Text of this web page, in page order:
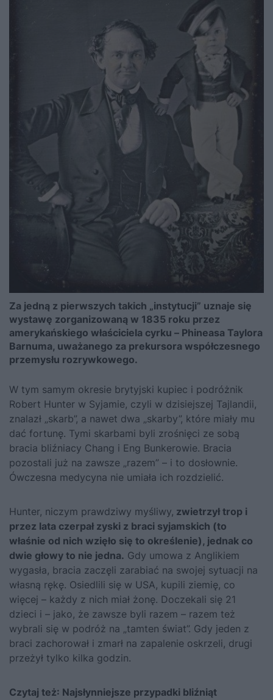
Za jedną z pierwszych takich „instytucji” uznaje się
wystawę zorganizowaną w 1835 roku przez
amerykańskiego właściciela cyrku – Phineasa Taylora
Barnuma, uważanego za prekursora współczesnego
przemysłu rozrywkowego.
W tym samym okresie brytyjski kupiec i podróżnik
Robert Hunter w Syjamie, czyli w dzisiejszej Tajlandii,
znalazł „skarb”, a nawet dwa „skarby”, które miały mu
dać fortunę. Tymi skarbami byli zrośnięci ze sobą
bracia bliźniacy Chang i Eng Bunkerowie. Bracia
pozostali już na zawsze „razem” – i to dosłownie.
Ówczesna medycyna nie umiała ich rozdzielić.
Hunter, niczym prawdziwy myśliwy, zwietrzył trop i
przez lata czerpał zyski z braci syjamskich (to
właśnie od nich wzięło się to określenie), jednak co
dwie głowy to nie jedna. Gdy umowa z Anglikiem
wygasła, bracia zaczęli zarabiać na swojej sytuacji na
własną rękę. Osiedlili się w USA, kupili ziemię, co
więcej – każdy z nich miał żonę. Doczekali się 21
dzieci i – jako, że zawsze byli razem – razem też
wybrali się w podróż na „tamten świat”. Gdy jeden z
braci zachorował i zmarł na zapalenie oskrzeli, drugi
przeżył tylko kilka godzin.
Czytaj też: Najsłynniejsze przypadki bliźniąt